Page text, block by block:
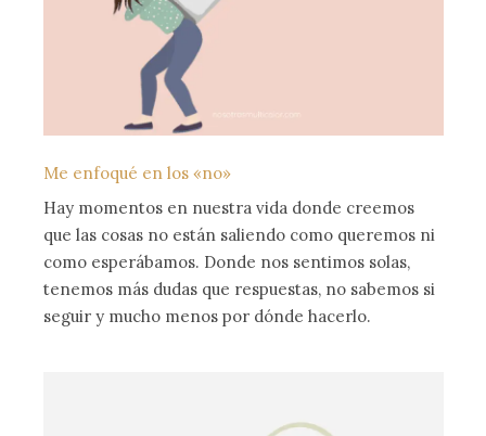
Me enfoqué en los «no»
Hay momentos en nuestra vida donde creemos
que las cosas no están saliendo como queremos ni
como esperábamos. Donde nos sentimos solas,
tenemos más dudas que respuestas, no sabemos si
seguir y mucho menos por dónde hacerlo.